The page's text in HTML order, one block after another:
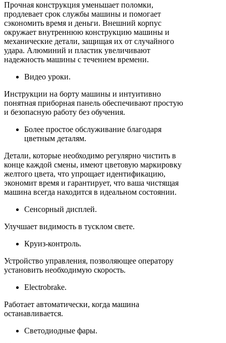
Прочная конструкция уменьшает поломки,
продлевает срок службы машины и помогает
сэкономить время и деньги. Внешний корпус
окружает внутреннюю конструкцию машины и
механические детали, защищая их от случайного
удара. Алюминий и пластик увеличивают
надежность машины с течением времени.
Видео уроки.
Инструкции на борту машины и интуитивно
понятная приборная панель обеспечивают простую
и безопасную работу без обучения.
Более простое обслуживание благодаря
цветным деталям.
Детали, которые необходимо регулярно чистить в
конце каждой смены, имеют цветовую маркировку
желтого цвета, что упрощает идентификацию,
экономит время и гарантирует, что ваша чистящая
машина всегда находится в идеальном состоянии.
Сенсорный дисплей.
Улучшает видимость в тусклом свете.
Круиз-контроль.
Устройство управления, позволяющее оператору
установить необходимую скорость.
Electrobrake.
Работает автоматически, когда машина
останавливается.
Светодиодные фары.